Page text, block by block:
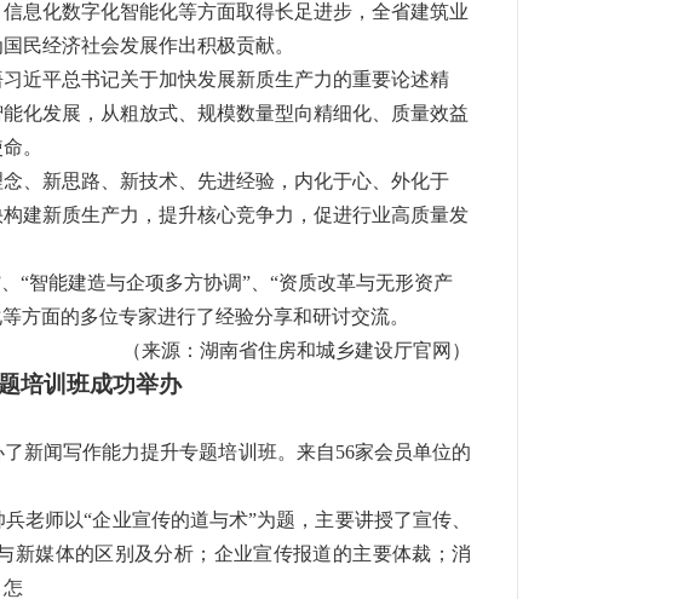
息化数字化智能化等方面取得长足进步 ， 全省建筑业
国民经济社会发展作出积极贡献。
近平总书记关于加快发展新质生产力的重要论述精
化发展 ， 从粗放式、规模数量型向精细化、质量效益
。
、新思路、新技术、先进经验 ， 内化于心、外化于
构建新质生产力 ， 提升核心竞争力 ， 促进行业高质量发
“智能建造与企项多方协调” “资质改革与无形资产
方面的多位专家进行了经验分享和研讨交流。
（来源：湖南省住房和城乡建设厅官网）
培训班成功举办
新闻写作能力提升专题培训班。来自56家会员单位的
兵老师以“企业宣传的道与术”为题，主要讲授了宣传、
新媒体的区别及分析；企业宣传报道的主要体裁；消